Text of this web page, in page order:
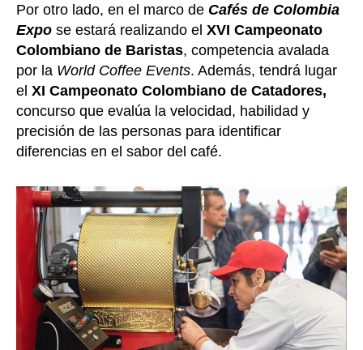
Por otro lado, en el marco de Cafés de Colombia
Expo se estará realizando el XVI Campeonato
Colombiano de Baristas, competencia avalada
por la World Coffee Events. Además, tendrá lugar
el XI Campeonato Colombiano de Catadores,
concurso que evalúa la velocidad, habilidad y
precisión de las personas para identificar
diferencias en el sabor del café.